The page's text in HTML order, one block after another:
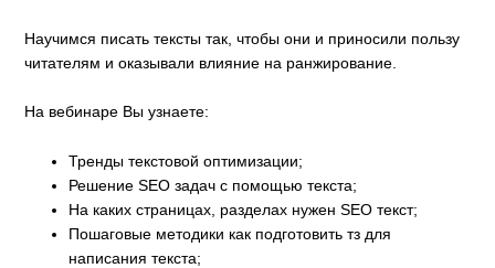
Научимся писать тексты так, чтобы они и приносили пользу
читателям и оказывали влияние на ранжирование.
На вебинаре Вы узнаете:
​Тренды текстовой оптимизации;
Решение SEO задач с помощью текста;
На каких страницах, разделах нужен SEO текст;
Пошаговые методики как подготовить тз для
написания текста;